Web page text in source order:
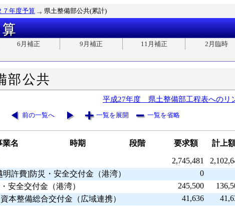
７年度予算 県土整備部公共(累計)
6月補正 9月補正 11月補正
2月臨時
部公共
平成27年度 県土整備部工程表へのリ
前の一覧へ 一覧を展開 一覧を省略
業名 時期 段階 要求額 計上
2,745,481
明許費]防災・安全交付金（港湾）
0
安全交付金（港湾）
245,500
本整備総合交付金（広域連携）
41,636